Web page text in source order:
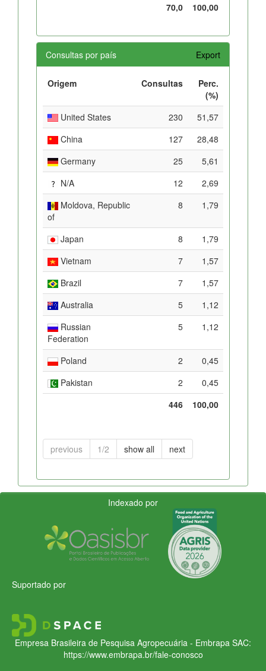
70,0
100,00
Consultas por país Export
Origem Consultas
Perc.
(%)
United States
230
51,57
China
127
28,48
Germany
25
5,61
N/A
12
2,69
Moldova, Republic
of
8 1,79
Japan 8
1,79
Vietnam
7
1,57
Brazil
7
1,57
Australia
5
1,12
Russian
Federation
5 1,12
Poland 2
0,45
Pakistan
2
0,45
446
100,00
previous 1/2 show all next
Indexado por
Suportado por
Empresa Brasileira de Pesquisa Agropecuária - Embrapa SAC:
https://www.embrapa.br/fale-conosco